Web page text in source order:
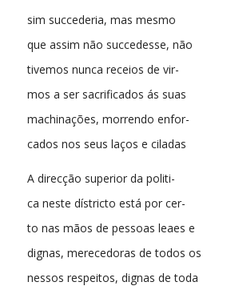
sim succederia, mas mesmo
que assim não succedesse, não
tivemos nunca receios de vir-
mos a ser sacrificados ás suas
machinações, morrendo enfor-
cados nos seus laços e ciladas
A direcção superior da politi-
ca neste dístricto está por cer-
to nas mãos de pessoas leaes e
dignas, merecedoras de todos os
nessos respeitos, dignas de toda